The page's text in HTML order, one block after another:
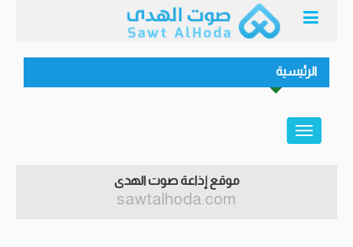
الرئيسية
موقع إذاعة صوت الهدى
sawtalhoda.com